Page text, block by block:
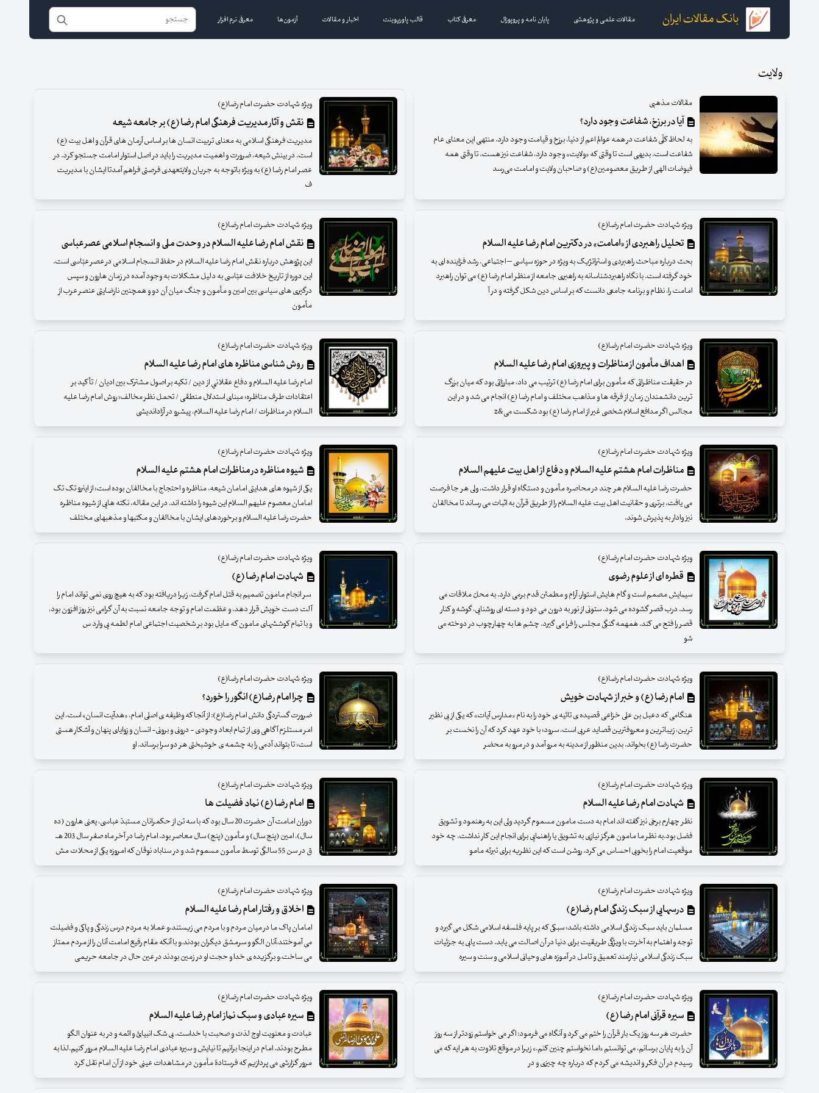
بانک مقالات ایران مقالات علمی و پژوهشی پایان نامه و پروپوزال معرفی کتاب قالب پاورپوینت اخبار و مقالات آزمون‌ها معرفی نرم افزار
ولایت
مقالات مذهبی
آیا در برزخ، شفاعت وجود دارد؟
به لحاظ کلّی شفاعت در همه عوالم اعم از دنیا، برزخ و قیامت وجود دارد. منتهی این معنای عام
شفاعت است. بدیهی است تا وقتی که «ولایت» وجود دارد، شفاعت نیز هست. تا وقتی همه
فیوضات الهی از طریق معصومین‌(ع) و صاحبان ولایت و امامت می‌رسد
ویژه شهادت حضرت امام رضا(ع)
نقش و آثار مدیریت فرهنگی امام رضا (ع) بر جامعه شیعه
مدیریت فرهنگی اسلامی به معنای تربیت انسان ها بر اساس آرمان های قرآن و اهل بیت (ع)
است. در بینش شیعه، ضرورت و اهمیت مدیریت را باید در اصل استوار امامت جستجو کرد. در
عصر امام رضا (ع) به ویژه باتوجه به جریان ولایتعهدی فرصتی فراهم آمدتا ایشان با مدیریت
ف
ویژه شهادت حضرت امام رضا(ع)
تحلیل راهبردی از «امامت» در دکترین امام رضا علیه السلام
بحث درباره مباحث راهبردی و استراتژیک به ویژه در حوزه سیاسی – اجتماعی، رشد فزاینده ای به
خود گرفته است. با نگاه راهبردشناسانه به راهبری جامعه از منظر امام رضا (ع) می توان راهبرد
امامت را، نظام و برنامه جامعی دانست که بر اساس دین شکل گرفته و در آ
ویژه شهادت حضرت امام رضا(ع)
نقش امام رضا علیه السلام در وحدت ملی و انسجام اسلامی عصر عباسی
این پژوهش درباره نـقش امام رضا علیه السلام در حفظ انـسجام اسـلامی در عصر عبّاسی است.
این دوره از تاریخ خلافت عبّاسی به دلیل مشکلات به وجود آمده در زمان هارون و سپس
درگیری های سیاسی بین امین و مأمون و جنگ میان آن دو و همچنین نارضایتی عنصر عرب از
مأمون
ویژه شهادت حضرت امام رضا(ع)
اهداف مأمون از مناظرات و پیروزی امام رضا علیه السلام
در حقیقت مناظراتی که مأمون برای امام رضا (ع) ترتیب می‌ داد، مبارزاتی بود که میان بزرگ‌
ترین دانشمندان زمان از فرقه ‌ها و مذاهب مختلف و امام رضا (ع) انجام می‌ شد و در این
مجالس اگر مدافع اسلام شخصی غیر از امام رضا (ع) بود شکست می&z
ویژه شهادت حضرت امام رضا(ع)
روش شناسی مناظره های امام رضا علیه السلام
امام رضا عليه السلام و دفاع عقلاني از دين / تکیه بر اصول مشترک بین ادیان / تأکید بر
اعتقادات طرف مناظره؛ مبنای استدلال منطقی / تحمل نظر مخالف؛ روش امام رضا علیه
السلام در مناظرات / امام رضا علیه السلام، پیشرو در آزاداندیشی
ویژه شهادت حضرت امام رضا(ع)
مناظرات امام هشتم علیه السلام و دفاع از اهل بیت علیهم السلام
حضرت رضا علیه السلام هر چند در محاصره مأمون و دستگاه او قرار داشت، ولی هر جا فرصت
می یافت، برتری و حقانیت اهل بیت علیه السلام را از طریق قرآن به اثبات می رساند تا مخالفان
نیز وادار به پذیرش شوند.
ویژه شهادت حضرت امام رضا(ع)
شیوه مناظره در مناظرات امام هشتم علیه السلام
یکی از شیوه های هدایتی امامان شیعه، مناظره و احتجاج با مخالفان بوده است؛ از اینرو تک تک
امامان معصوم علیهم السلام این شیوه را داشته اند. در این مقاله، نکته هایی از شیوه مناظره
حضرت رضا علیه السلام و برخوردهای ایشان با مخالفان و مکتبها و مذهبهای مختلف
ویژه شهادت حضرت امام رضا(ع)
قطره ای از علوم رضوی
سیمایش مصمم است و گام هایش استوار. آرام و مطمئن قدم برمی دارد. به محلّ ملاقات می
رسد. درب قصر گشوده می شود. ستونی از نور به درون می دود و دسته ای روشنایی، گوشه و کنار
قصر را فتح می کند. همهمه گنگی مجلس را فرا می گیرد. چشم ها به چهارچوب در دوخته می
شو
ویژه شهادت حضرت امام رضا(ع)
شهادت امام رضا (ع)
سر انجام مامون تصمیم به قتل امام گرفت، زیرا دریافته بود که به هیچ روی نمی تواند امام را
آلت دست خویش قرار دهد، و عظمت امام و توجه جامعه نسبت به آن گرامی نیز روز افزون بود،
و با تمام کوششهای مامون که مایل بود بر شخصیت اجتماعی امام لطمه یی وارد س
ویژه شهادت حضرت امام رضا(ع)
امام رضا (ع) و خبر از شهادت خویش
هنگامی که دعبل بن علی خزاعی قصیده ی تائیه ی خود را به نام «مدارس آیات» که یکی از بی نظیر
ترین، زیباترین و معروفترین قصاید عربی است، سرود؛ با خود عهد کرد که آن را نخست بر
حضرت رضا (ع) بخواند. بدین منظور از مدینه به مرو آمد و در مرو به محضر
ویژه شهادت حضرت امام رضا(ع)
چرا امام رضا(ع) انگور را خورد؟
ضرورت گستردگی دانش امام رضا(ع): از آنجا که وظیفه ی اصلی امام، «هدآیت انسان» است، این
امر مستلزم آگاهی وی از تمام ابعاد وجودی - درونی و برونی- انسان و زوایای پنهان و آشکار هستی
است؛ تا بتواند آدمی را به چشمه ی خوشبختی هر دو سرا برساند. او
ویژه شهادت حضرت امام رضا(ع)
شهادت امام رضا علیه السلام
نظر چهارم برخی نیز گفته اند امام به دست مامون مسموم گردید ولی این به رهنمود و تشویق
فضل بود.به نظر ما مامون هرگز نیازی به تشویق یا راهنمایی برای انجام این کار نداشت، چه خود
موقعیت امام را بخوبی احساس می کرد. روشن است که این نظریه برای تبرئه مامو
ویژه شهادت حضرت امام رضا(ع)
امام رضا (ع) نماد فضیلت ها
دوران امامت آن حضرت 20 سال بود که با سه تن از حکمرانان مستبدّ عباسی، یعنی هارون (ده
سال)، امین (پنج سال) و مأمون (پنج) سال معاصر بود. امام رضا در آخر ماه صفر سال 203 هـ.
ق در سن 55 سالگی توسط مأمون مسموم شد و در سناباد نوقان که امروزه یکی از محلات مش
ویژه شهادت حضرت امام رضا(ع)
درسهایی از سبک زندگی امام رضا(ع)
مسلمان باید سبک زندگی اسلامی داشته باشد؛ سبکی که بر پایه فلسفه اسلامی شکل می گیرد و
توجه و اهتمام به آخرت با ویژگی طریقیت برای دنیا در آن اصالت می یابد. دست یابی به جزئیات
سبک زندگی اسلامی نیازمند تعمیق و تامل در آموزه های وحیانی اسلامی و سنت و سیره
ویژه شهادت حضرت امام رضا(ع)
اخلاق و رفتار امام رضا علیه السلام
امامان پاک ما در میان مردم و با مردم می زیستند،و عملا به مردم درس زندگی و پاکی و فضیلت
می آموختند،آنان الگو و سرمشق دیگران بودند،و با آنکه مقام رفیع امامت آنان را از مردم ممتاز
می ساخت،و برگزیده ی خدا و حجت او در زمین بودند در عین حال در جامعه حریمی
ویژه شهادت حضرت امام رضا(ع)
سیره قرآنی امام رضا (ع)
حضرت هر سه روز یک بار قرآن را ختم می کرد و آنگاه می فرمود: اگر می خواستم زودتر از سه روز
آن را به پایان برسانم، می توانستم «اما نخواستم چنین کنم.» زیرا در موقع تلاوت به هر ایه که می
رسیدم در آن فکر و اندیشه می کردم که درباره چه چیزی و در
ویژه شهادت حضرت امام رضا(ع)
سیره عبادی و سبک نماز امام رضا علیه السلام
عبادت و معنویت اوج لذت و صحبت با خداست. بی شک انبیائ و ائمه و در به عنوان الگو
مطرح بودند. امام در اینجا برانیم تا نیایش و سیره عبادی امام رضا علیه السلام مرور کنیم.لذا به
مرور گزارشی می پردازیم که فرستادۀ مأمون در مشاهدات عینی خود از آن امام نقل کرد